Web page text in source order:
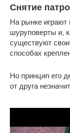
Снятие
На рынке
шуруповерты и,
существуют
способах
Но принцип его
от друга